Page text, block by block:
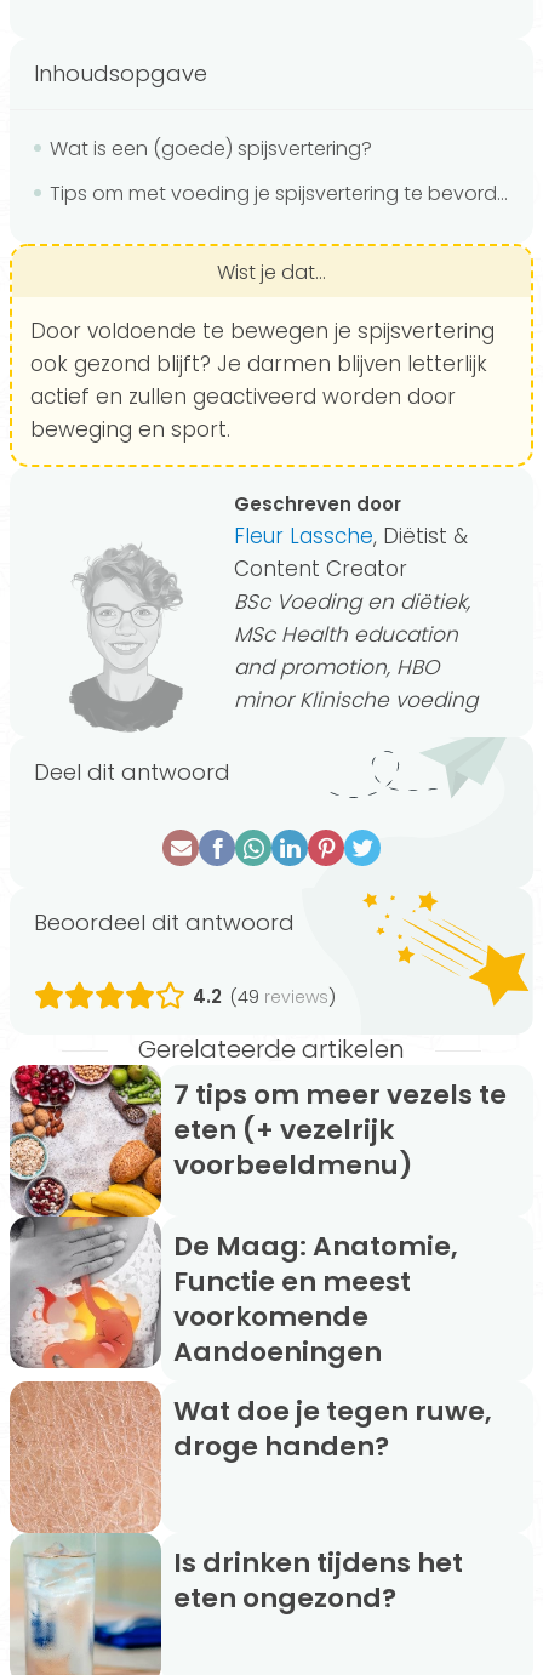
Inhoudsopgave
Wat is een (goede) spijsvertering?
Tips om met voeding je spijsvertering te bevorderen
Wist je dat...
Door voldoende te bewegen je spijsvertering
ook gezond blijft? Je darmen blijven letterlijk
actief en zullen geactiveerd worden door
beweging en sport.
Geschreven door
Fleur Lassche, Diëtist &
Content Creator
BSc Voeding en diëtiek,
MSc Health education
and promotion, HBO
minor Klinische voeding
Deel dit antwoord
Beoordeel dit antwoord
4.2 (49 reviews)
Gerelateerde artikelen
7 tips om meer vezels te
eten (+ vezelrijk
voorbeeldmenu)
De Maag: Anatomie,
Functie en meest
voorkomende
Aandoeningen
Wat doe je tegen ruwe,
droge handen?
Is drinken tijdens het
eten ongezond?